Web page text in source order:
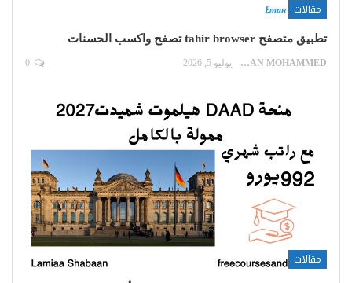
مقالات
تطبيق متصفح tahir browser تصفح واكسب الحسنات
EMAN MOHAMMED يوليو 5, 2026
مقالات